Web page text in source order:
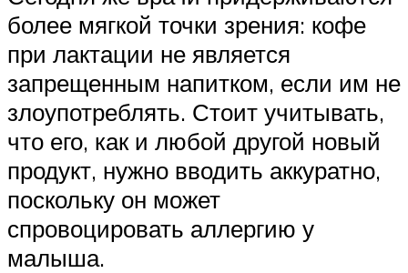
более мягкой точки зрения: кофе
при лактации не является
запрещенным напитком, если им не
злоупотреблять. Стоит учитывать,
что его, как и любой другой новый
продукт, нужно вводить аккуратно,
поскольку он может
спровоцировать аллергию у
малыша.